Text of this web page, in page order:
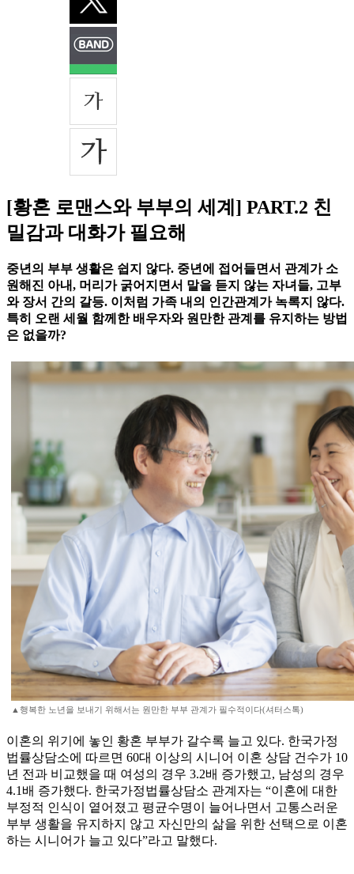
[황혼 로맨스와 부부의 세계] PART.2 친
밀감과 대화가 필요해
중년의 부부 생활은 쉽지 않다. 중년에 접어들면서 관계가 소
원해진 아내, 머리가 굵어지면서 말을 듣지 않는 자녀들, 고부
와 장서 간의 갈등. 이처럼 가족 내의 인간관계가 녹록지 않다.
특히 오랜 세월 함께한 배우자와 원만한 관계를 유지하는 방법
은 없을까?
▲행복한 노년을 보내기 위해서는 원만한 부부 관계가 필수적이다(셔터스톡)
이혼의 위기에 놓인 황혼 부부가 갈수록 늘고 있다. 한국가정
법률상담소에 따르면 60대 이상의 시니어 이혼 상담 건수가 10
년 전과 비교했을 때 여성의 경우 3.2배 증가했고, 남성의 경우
4.1배 증가했다. 한국가정법률상담소 관계자는 “이혼에 대한
부정적 인식이 옅어졌고 평균수명이 늘어나면서 고통스러운
부부 생활을 유지하지 않고 자신만의 삶을 위한 선택으로 이혼
하는 시니어가 늘고 있다”라고 말했다.